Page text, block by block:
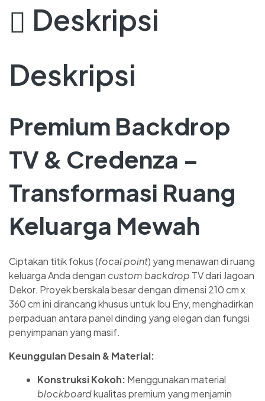
Deskripsi
Deskripsi
Premium Backdrop
TV & Credenza –
Transformasi Ruang
Keluarga Mewah
Ciptakan titik fokus (focal point) yang menawan di ruang
keluarga Anda dengan custom backdrop TV dari Jagoan
Dekor. Proyek berskala besar dengan dimensi 210 cm x
360 cm ini dirancang khusus untuk Ibu Eny, menghadirkan
perpaduan antara panel dinding yang elegan dan fungsi
penyimpanan yang masif.
Keunggulan Desain & Material:
Konstruksi Kokoh: Menggunakan material
blockboardkualitas premium yang menjamin